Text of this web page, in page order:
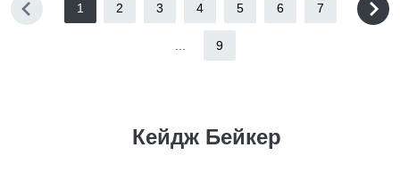
1 2 3 4 5 6 7
9
Кейдж Бейкер